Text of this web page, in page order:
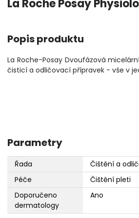
La Roche Posay
Popis produktu
La Roche-Posay Dvoufázová
čisticí a odličovací přípravek - vše v
Parametry
Řada
Čištění a
Péče
Čištění pleti
Doporučeno
dermatology
Ano